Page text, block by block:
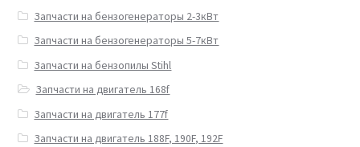
Запчасти на бензогенераторы 2-3кВт
Запчасти на бензогенераторы 5-7кВт
Запчасти на бензопилы Stihl
Запчасти на двигатель 168f
Запчасти на двигатель 177f
Запчасти на двигатель 188F, 190F, 192F